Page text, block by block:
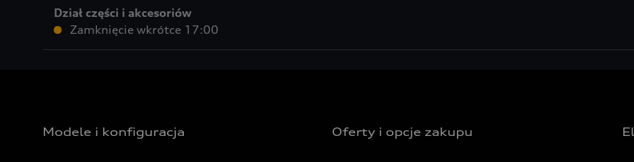
Dział części i akcesoriów
Zamknięcie wkrótce 17:00
Modele i konfiguracja Oferty i opcje zakupu